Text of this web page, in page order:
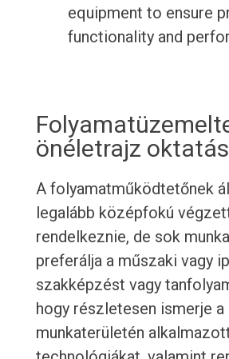
equipment to ensure
functionality and
önéletrajz
A folyamatműködtetőnek
legalább középfokú
rendelkeznie, de sok
preferálja a műszaki vagy
szakképzést vagy
hogy részletesen ismerje a
munkaterületén